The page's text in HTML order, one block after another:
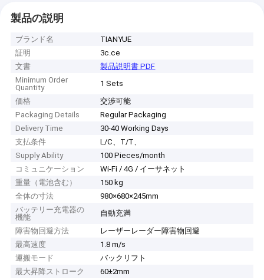
製品の説明
ブランド名
TIANYUE
証明
3c.ce
文書
製品説明書 PDF
Minimum Order
Quantity
1 Sets
価格
交渉可能
Packaging Details
Regular Packaging
Delivery Time
30-40 Working Days
支払条件
L/C、T/T、
Supply Ability
100 Pieces/month
コミュニケーション
Wi-Fi / 4G / イーサネット
重量（電池含む）
150 kg
全体の寸法
980×680×245mm
バッテリー充電器の
機能
自動充満
障害物回避方法
レーザーレーダー障害物回避
最高速度
1.8 m/s
運搬モード
バックリフト
最大昇降ストローク
60±2mm